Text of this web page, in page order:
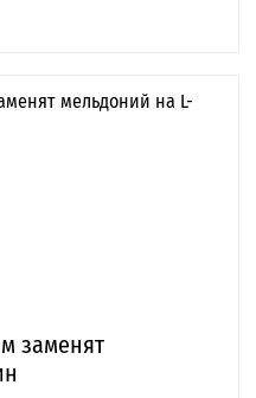
заменят